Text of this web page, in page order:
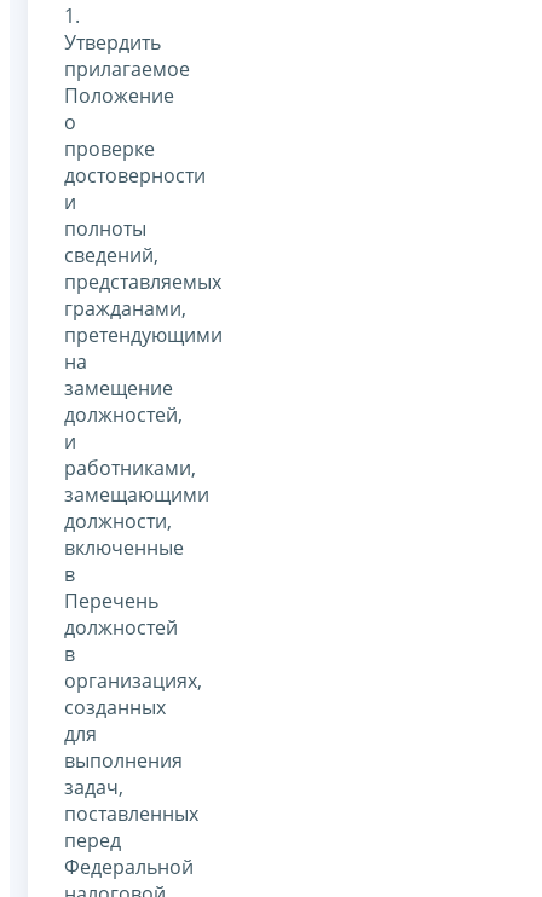
1.
Утвердить
прилагаемое
Положение
о
проверке
достоверности
и
полноты
сведений,
представляемых
гражданами,
претендующими
на
замещение
должностей,
и
работниками,
замещающими
должности,
включенные
в
Перечень
должностей
в
организациях,
созданных
для
выполнения
задач,
поставленных
перед
Федеральной